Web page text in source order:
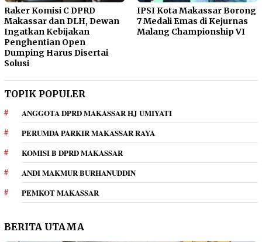
Raker Komisi C DPRD
Makassar dan DLH, Dewan
Ingatkan Kebijakan
Penghentian Open
Dumping Harus Disertai
Solusi
IPSI Kota Makassar Borong
7 Medali Emas di Kejurnas
Malang Championship VI
TOPIK POPULER
ANGGOTA DPRD MAKASSAR HJ UMIYATI
PERUMDA PARKIR MAKASSAR RAYA
KOMISI B DPRD MAKASSAR
ANDI MAKMUR BURHANUDDIN
PEMKOT MAKASSAR
BERITA UTAMA